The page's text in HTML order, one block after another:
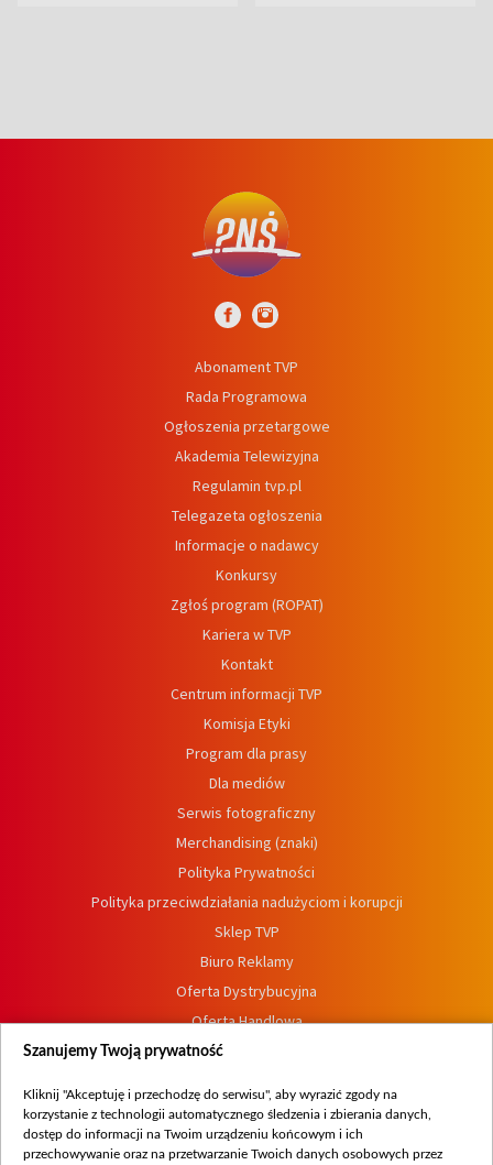
Abonament TVP
Rada Programowa
Ogłoszenia przetargowe
Akademia Telewizyjna
Regulamin tvp.pl
Telegazeta ogłoszenia
Informacje o nadawcy
Konkursy
Zgłoś program (ROPAT)
Kariera w TVP
Kontakt
Centrum informacji TVP
Komisja Etyki
Program dla prasy
Dla mediów
Serwis fotograficzny
Merchandising (znaki)
Polityka Prywatności
Polityka przeciwdziałania nadużyciom i korupcji
Sklep TVP
Biuro Reklamy
Oferta Dystrybucyjna
Oferta Handlowa
Dostępność
Procedura zgłoszeń wewnętrznych
Szanujemy Twoją prywatność
Kliknij "Akceptuję i przechodzę do serwisu", aby wyrazić zgody na
korzystanie z technologii automatycznego śledzenia i zbierania danych,
dostęp do informacji na Twoim urządzeniu końcowym i ich
przechowywanie oraz na przetwarzanie Twoich danych osobowych przez